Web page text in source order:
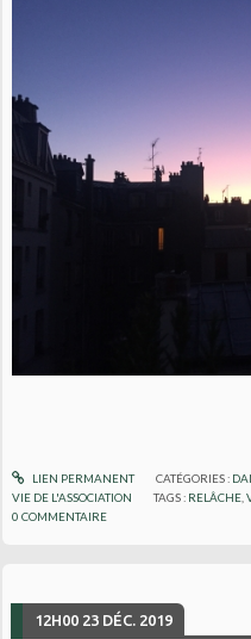
LIEN PERMANENT CATÉGORIES :
VIE DE L'ASSOCIATION
TAGS : RELÂCHE ,
0 COMMENTAIRE
12H00 23 DÉC. 2019